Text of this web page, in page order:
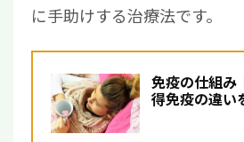
に手助けする治療法です。
免疫の仕組み
得免疫の違い